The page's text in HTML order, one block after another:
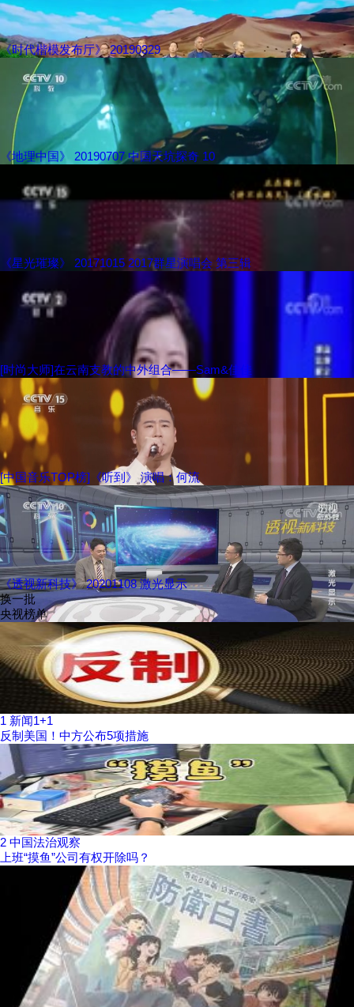
《时代楷模发布厅》 20190329
《地理中国》 20190707 中国天坑探奇 10
《星光璀璨》 20171015 2017群星演唱会 第三辑
[时尚大师]在云南支教的中外组合——Sam&佳佳
[中国音乐TOP榜]《听到》 演唱：何流
《透视新科技》 20201108 激光显示
换一批
央视榜单
1 新闻1+1
反制美国！中方公布5项措施
2 中国法治观察
上班“摸鱼”公司有权开除吗？